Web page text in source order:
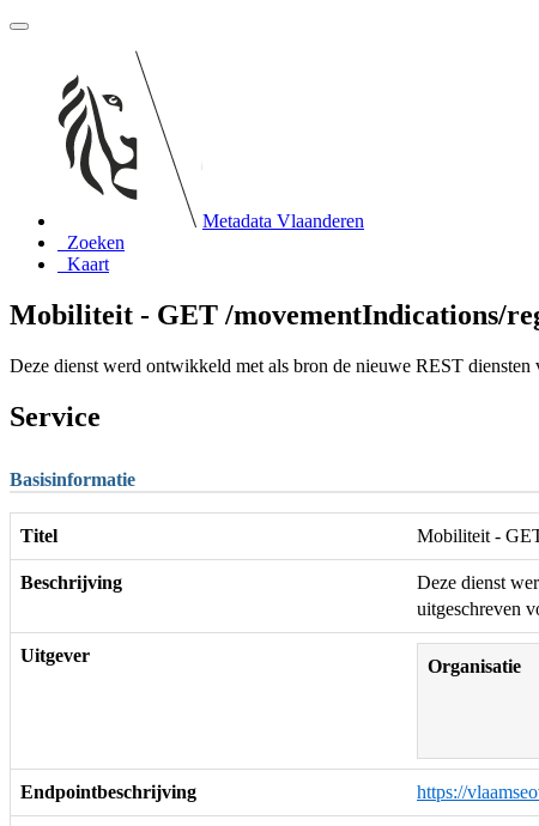
Metadata Vlaanderen
Zoeken
Kaart
Mobiliteit - GET /movementIndications/
Deze dienst werd ontwikkeld met als bron de nieuwe REST
Service
Basisinformatie
Titel Mobiliteit -
Beschrijving
Deze dienst
uitgeschreven
Uitgever
Organisatie
Endpointbeschrijving https://